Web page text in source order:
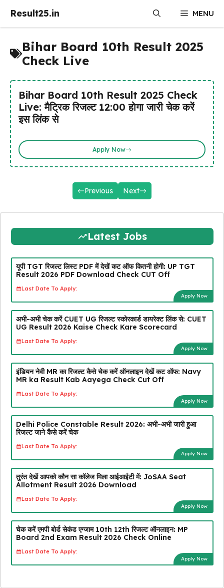
Result25.in MENU
Bihar Board 10th Result 2025
Check Live
Bihar Board 10th Result 2025 Check
Live: मैट्रिक रिजल्ट 12:00 होगा जारी चेक करें
इस लिंक से
Apply Now
Previous Next
Latest Jobs
यूपी TGT रिजल्ट लिस्ट PDF में देखें कट ऑफ कितनी होगी: UP TGT
Result 2026 PDF Download Check CUT Off
Last Date To Apply:
Apply Now
अभी-अभी चेक करें CUET UG रिजल्ट स्कोरकार्ड डायरेक्ट लिंक से: CUET
UG Result 2026 Kaise Check Kare Scorecard
Last Date To Apply:
Apply Now
इंडियन नेवी MR का रिजल्ट कैसे चेक करें ऑनलाइन देखें कट ऑफ: Navy
MR ka Result Kab Aayega Check Cut Off
Last Date To Apply:
Apply Now
Delhi Police Constable Result 2026: अभी-अभी जारी हुआ
रिजल्ट जाने कैसे करें चेक
Last Date To Apply:
Apply Now
तुरंत देखें आपको कौन सा कॉलेज मिला आईआईटी में: JoSAA Seat
Allotment Result 2026 Download
Last Date To Apply:
Apply Now
चेक करें एमपी बोर्ड सेकंड एग्जाम 10th 12th रिजल्ट ऑनलाइन: MP
Board 2nd Exam Result 2026 Check Online
Last Date To Apply:
Apply Now